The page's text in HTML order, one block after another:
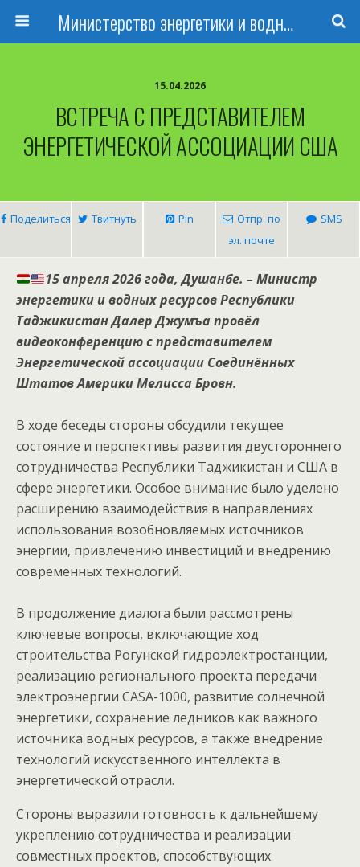
Министерство энергетики и водных ресурсов Республики Таджикистан
15.04.2026
ВСТРЕЧА С ПРЕДСТАВИТЕЛЕМ
ЭНЕРГЕТИЧЕСКОЙ АССОЦИАЦИИ США
Поделиться Твитнуть Pin
Отпр. по
эл. почте
SMS
15 апреля 2026 года, Душанбе. – Министр
энергетики и водных ресурсов Республики
Таджикистан Далер Джумъа провёл
видеоконференцию с представителем
Энергетической ассоциации Соединённых
Штатов Америки Мелисса Бровн.
‎В ходе беседы стороны обсудили текущее
состояние и перспективы развития двустороннего
сотрудничества Республики Таджикистан и США в
сфере энергетики. Особое внимание было уделено
расширению взаимодействия в направлениях
использования возобновляемых источников
энергии, привлечению инвестиций и внедрению
современных технологий.
‎В продолжение диалога были рассмотрены
ключевые вопросы, включающие ход
строительства Рогунской гидроэлектростанции,
реализацию регионального проекта передачи
электроэнергии CASA-1000, развитие солнечной
энергетики, сохранение ледников как важного
источника водных ресурсов, а также внедрение
технологий искусственного интеллекта в
энергетической отрасли.
‎Стороны выразили готовность к дальнейшему
укреплению сотрудничества и реализации
совместных проектов, способствующих